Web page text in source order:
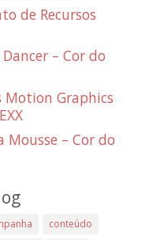
de Recursos
– Cor do
Motion Graphics
– Cor do
conteúdo